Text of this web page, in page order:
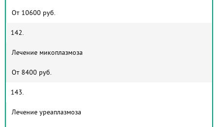
От 10600 руб.
142.
Лечение микоплазмоза
От 8400 руб.
143.
Лечение уреаплазмоза